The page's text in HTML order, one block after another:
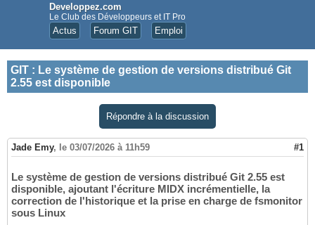
Developpez.com
Le Club des Développeurs et IT Pro
Actus Forum GIT Emploi
GIT : Le système de gestion de versions distribué Git
2.55 est disponible
Répondre à la discussion
Jade Emy, le 03/07/2026 à 11h59 #1
Le système de gestion de versions distribué Git 2.55 est
disponible, ajoutant l'écriture MIDX incrémentielle, la
correction de l'historique et la prise en charge de fsmonitor
sous Linux